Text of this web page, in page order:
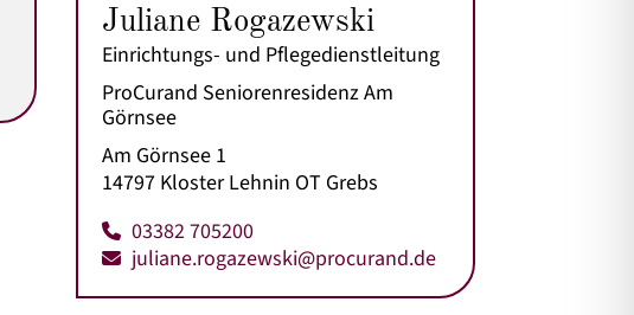
Juliane Rogazewski
Einrichtungs- und Pflegedienstleitung
ProCurand Seniorenresidenz Am
Görnsee
Am Görnsee 1
14797 Kloster Lehnin OT Grebs
03382 705200
juliane.rogazewski@procurand.de